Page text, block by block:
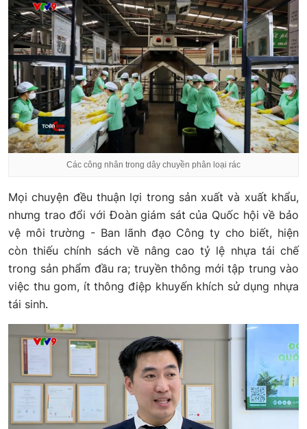
Các công nhân trong dây chuyền phân loại rác
Mọi chuyện đều thuận lợi trong sản xuất và xuất khẩu,
nhưng trao đổi với Đoàn giám sát của Quốc hội về bảo
vệ môi trường - Ban lãnh đạo Công ty cho biết, hiện
còn thiếu chính sách về nâng cao tỷ lệ nhựa tái chế
trong sản phẩm đầu ra; truyền thông mới tập trung vào
việc thu gom, ít thông điệp khuyến khích sử dụng nhựa
tái sinh.